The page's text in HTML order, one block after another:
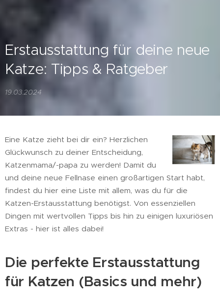
Erstausstattung für deine neue
Katze: Tipps & Ratgeber
19.03.2024
Eine Katze zieht bei dir ein? Herzlichen
Glückwunsch zu deiner Entscheidung,
Katzenmama/-papa zu werden! Damit du
und deine neue Fellnase einen großartigen Start habt,
findest du hier eine Liste mit allem, was du für die
Katzen-Erstausstattung benötigst. Von essenziellen
Dingen mit wertvollen Tipps bis hin zu einigen luxuriösen
Extras - hier ist alles dabei!
Die perfekte Erstausstattung
für Katzen (Basics und mehr)